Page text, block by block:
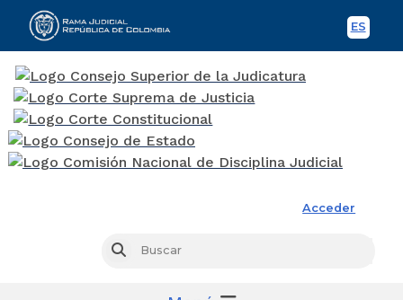
ES
Acceder
Buscar